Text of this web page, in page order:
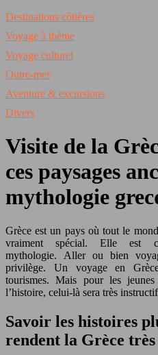
Destinations côtières
Voyage à thème
Voyage culturel
Outre-mer
Aventure & excursions
Divers
Visite de la
ces paysages
mythologie
Grèce est un pays où tout le
vraiment spécial. Elle est
mythologie. Aller ou bien
privilège. Un voyage en
tourismes. Mais pour les
l’histoire, celui-là sera très
Savoir les histoires
rendent la Grèce